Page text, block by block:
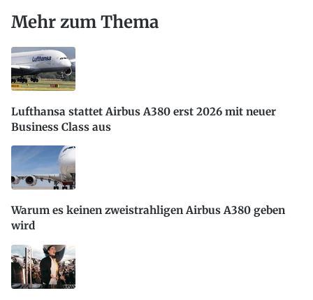
Mehr zum Thema
Lufthansa stattet Airbus A380 erst 2026 mit neuer
Business Class aus
Warum es keinen zweistrahligen Airbus A380 geben
wird